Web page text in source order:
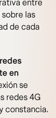
entre
las
de cada
en
se
redes 4G
constancia.